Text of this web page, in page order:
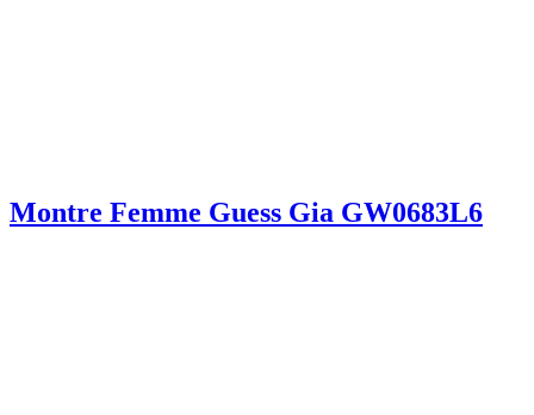
Montre Femme Guess Gia GW0683L6